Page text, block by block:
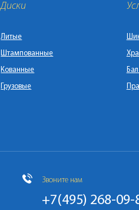
Диски
Литые
Штампованные
Кованные
Грузовые
Звоните нам
+7(495) 268-09-